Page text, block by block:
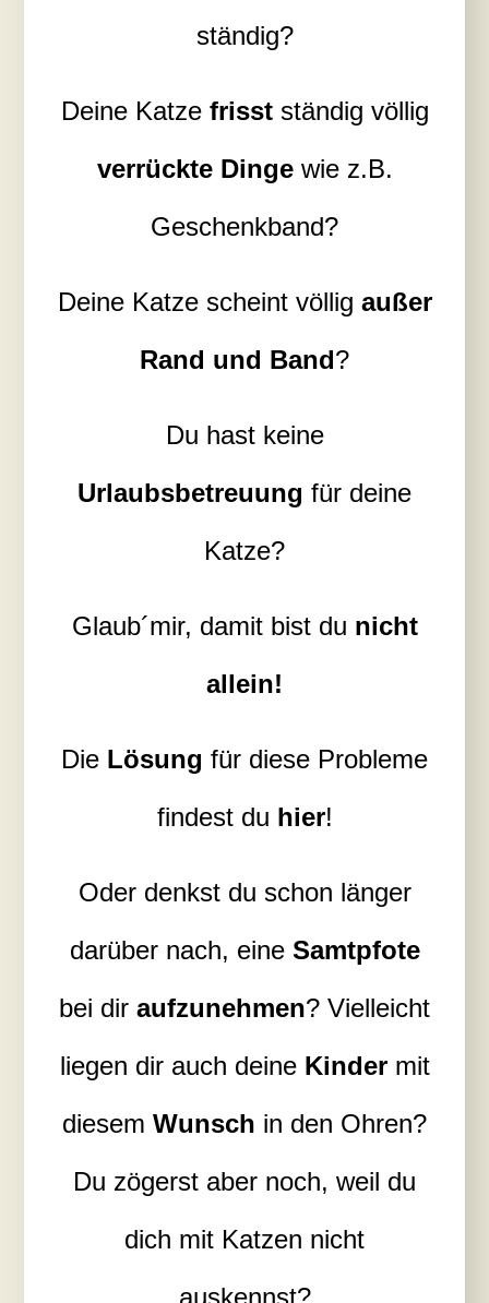
ständig?
Deine Katze frisstständig völlig
verrückte Dingewie z.B.
Geschenkband?
Deine Katze scheint völlig außer
Rand und Band?
Du hast keine
Urlaubsbetreuung für deine
Katze?
Glaub´mir, damit bist du nicht
allein!
Die Lösung für diese Probleme
findest du hier!
Oder denkst du schon länger
darüber nach, eine Samtpfote
bei dir aufzunehmen? Vielleicht
liegen dir auch deine Kindermit
diesem Wunsch in den Ohren?
Du zögerst aber noch, weil du
dich mit Katzen nicht
auskennst?